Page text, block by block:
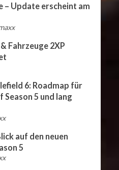
– Update erscheint am
Fahrzeuge 2XP
6: Roadmap für
Season 5 und lang
auf den neuen
5